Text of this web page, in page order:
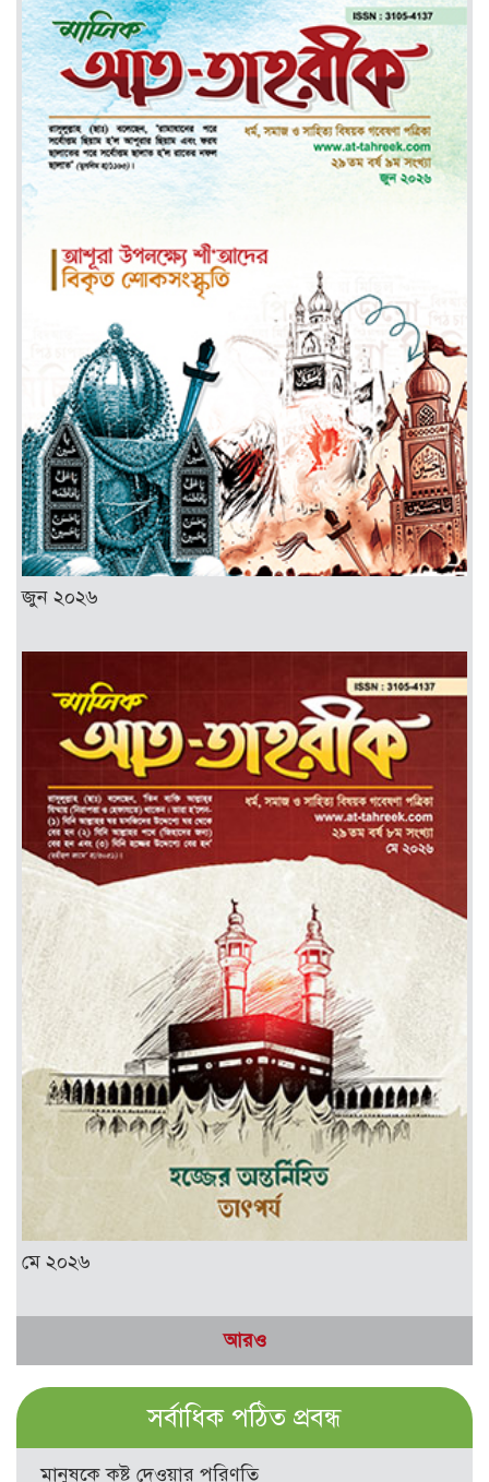
জুন ২০২৬
মে ২০২৬
আরও
সর্বাধিক পঠিত প্রবন্ধ
মানুষকে কষ্ট দেওয়ার পরিণতি